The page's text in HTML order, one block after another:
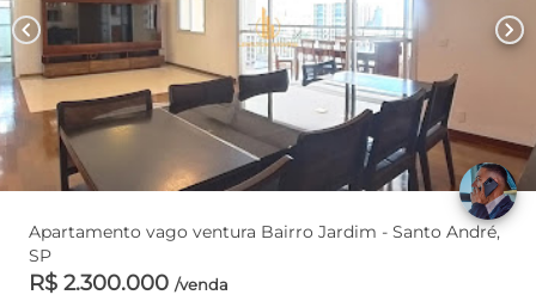
chevron_left chevron_right
Apartamento vago ventura Bairro Jardim - Santo André,
SP
R$ 2.300.000 /venda